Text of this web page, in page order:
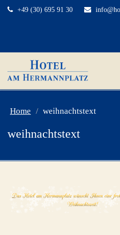
+49 (30) 695 91 30
Home weihnachtstext
weihnachtstext